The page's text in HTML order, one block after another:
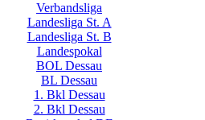
Verbandsliga
Landesliga St. A
Landesliga St. B
Landespokal
BOL Dessau
BL Dessau
1. Bkl Dessau
2. Bkl Dessau